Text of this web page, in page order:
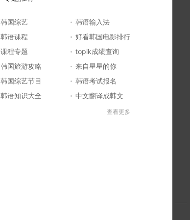
韩国综艺
韩语输入法
韩语课程
好看韩国电影排行
课程专题
topik成绩查询
韩国旅游攻略
来自星星的你
韩国综艺节目
韩语考试报名
韩语知识大全
中文翻译成韩文
查看更多